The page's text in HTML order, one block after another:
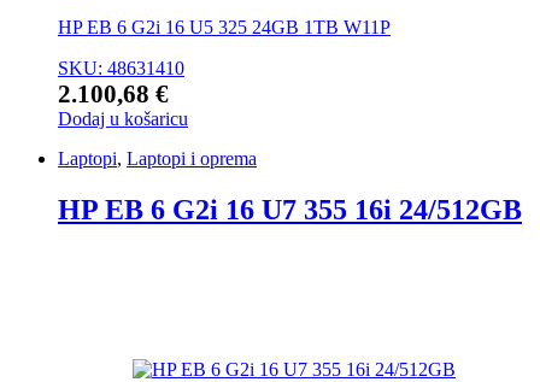
HP EB 6 G2i 16 U5 325 24GB 1TB W11P
SKU: 48631410
2.100,68 €
Dodaj u košaricu
Laptopi, Laptopi i oprema
HP EB 6 G2i 16 U7 355 16i 24/512GB